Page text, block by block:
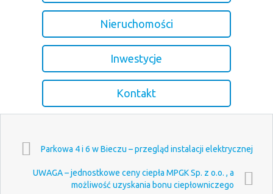
Nieruchomości
Inwestycje
Kontakt
Parkowa 4 i 6 w Bieczu – przegląd instalacji elektrycznej
UWAGA – jednostkowe ceny ciepła MPGK Sp. z o.o. , a
możliwość uzyskania bonu ciepłowniczego